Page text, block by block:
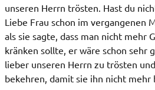
unseren Herrn trösten. Hast du
Liebe Frau schon im vergangenen
als sie sagte, dass man nicht mehr
kränken sollte, er wäre schon sehr
lieber unseren Herrn zu trösten
bekehren, damit sie ihn nicht mehr